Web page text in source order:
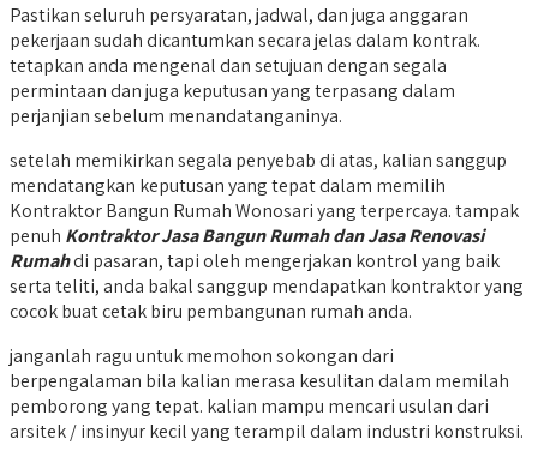
Pastikan seluruh persyaratan, jadwal, dan juga anggaran
pekerjaan sudah dicantumkan secara jelas dalam kontrak.
tetapkan anda mengenal dan setujuan dengan segala
permintaan dan juga keputusan yang terpasang dalam
perjanjian sebelum menandatanganinya.
setelah memikirkan segala penyebab di atas, kalian sanggup
mendatangkan keputusan yang tepat dalam memilih
Kontraktor Bangun Rumah Wonosari yang terpercaya. tampak
penuh Kontraktor Jasa Bangun Rumah dan Jasa Renovasi
Rumahdi pasaran, tapi oleh mengerjakan kontrol yang baik
serta teliti, anda bakal sanggup mendapatkan kontraktor yang
cocok buat cetak biru pembangunan rumah anda.
janganlah ragu untuk memohon sokongan dari
berpengalaman bila kalian merasa kesulitan dalam memilah
pemborong yang tepat. kalian mampu mencari usulan dari
arsitek / insinyur kecil yang terampil dalam industri konstruksi.